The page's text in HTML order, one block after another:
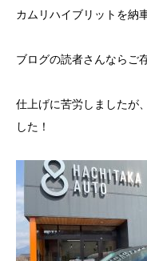
カムリハイブリットを納
ブログの読者さんならご
仕上げに苦労しましたが
した！